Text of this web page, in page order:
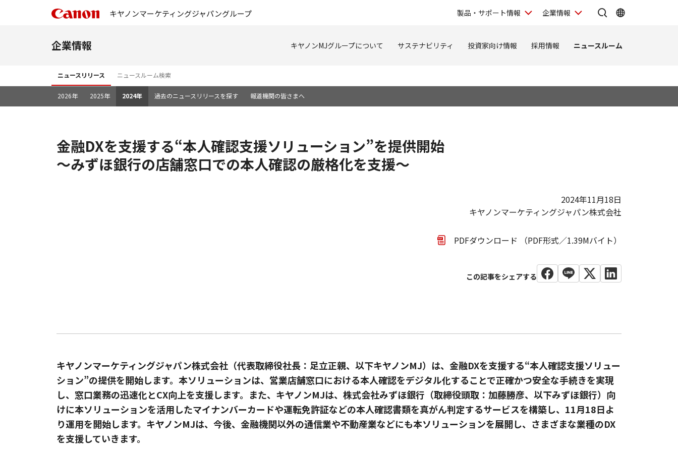
キヤノンマーケティングジャパングループ 製品・サポート情報 企業情報
企業情報 キヤノンMJグループについて サステナビリティ 投資家向け情報 採用情報 ニュースルーム
ニュースリリース ニュースルーム検索
2026年 2025年 2024年 過去のニュースリリースを探す 報道機関の皆さまへ
金融DXを支援する“本人確認支援ソリューション”を提供開始
～みずほ銀行の店舗窓口での本人確認の厳格化を支援～
2024年11月18日
キヤノンマーケティングジャパン株式会社
PDFダウンロード （PDF形式／1.39Mバイト）
キヤノンマーケティングジャパン株式会社（代表取締役社長：足立正親、以下キヤノンMJ）は、金融DXを支援する“本人確認支援ソリュー
ション”の提供を開始します。本ソリューションは、営業店舗窓口における本人確認をデジタル化することで正確かつ安全な手続きを実現
し、窓口業務の迅速化とCX向上を支援します。また、キヤノンMJは、株式会社みずほ銀行（取締役頭取：加藤勝彦、以下みずほ銀行）向
けに本ソリューションを活用したマイナンバーカードや運転免許証などの本人確認書類を真がん判定するサービスを構築し、11月18日よ
り運用を開始します。キヤノンMJは、今後、金融機関以外の通信業や不動産業などにも本ソリューションを展開し、さまざまな業種のDX
を支援していきます。